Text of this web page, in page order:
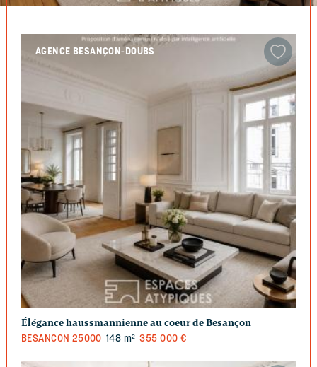
AGENCE BESANÇON-DOUBS
Élégance haussmannienne au coeur de Besançon
BESANCON 25000 148 m² 355 000 €